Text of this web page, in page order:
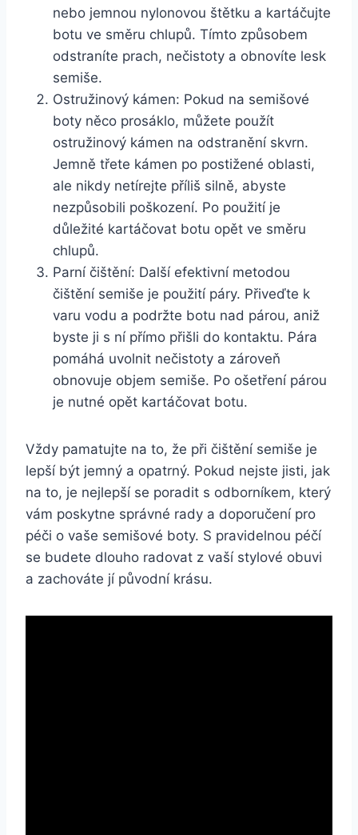
nebo jemnou ‌nylonovou‍ štětku⁣ a kartáčujte
botu ve ⁤směru chlupů. Tímto způsobem
odstraníte ‍prach, ⁣nečistoty a obnovíte lesk
semiše.
Ostružinový kámen: Pokud na semišové
boty něco prosáklo, můžete použít
ostružinový kámen‌ na odstranění skvrn.
‍Jemně třete kámen po postižené oblasti,
ale nikdy ‌netírejte příliš silně, abyste
nezpůsobili poškození. Po ⁢použití je
důležité kartáčovat⁣ botu opět ve směru
⁣chlupů.
Parní ‍čištění: Další efektivní metodou
čištění semiše je použití⁤ páry. Přiveďte⁤ k
varu vodu a ⁣podržte botu nad párou, aniž
byste ji s ní​ přímo přišli do kontaktu. Pára
pomáhá uvolnit nečistoty a zároveň
obnovuje objem semiše. Po ošetření párou​
je ⁢nutné ⁣opět kartáčovat⁢ botu.
Vždy ​pamatujte na⁣ to, ⁣že při čištění ⁤semiše je
lepší být jemný a opatrný.⁤ Pokud nejste​ jisti, jak
na to, ​je nejlepší se poradit⁢ s odborníkem, ⁢který
vám ⁢poskytne správné rady⁤ a doporučení pro
péči o vaše semišové boty. S pravidelnou péčí
se budete dlouho radovat z vaší stylové obuvi
a zachováte‍ jí původní krásu.